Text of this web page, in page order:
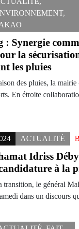
,
: Synergie
la
les pluies
des pluies, la
En étroite
ACTUALITÉ
Idriss
à la
transition, le général
dans un discours